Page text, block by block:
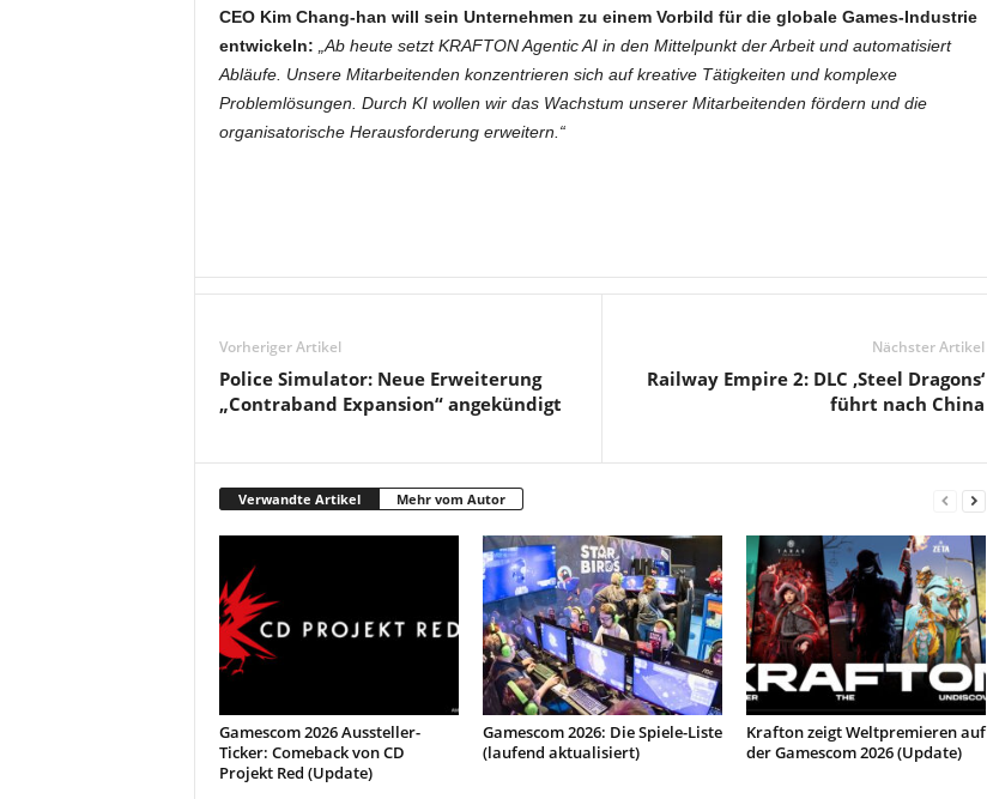
CEO Kim Chang‑han will sein Unternehmen zu einem Vorbild für die globale Games-Industrie
entwickeln:
„Ab heute setzt KRAFTON Agentic AI in den Mittelpunkt der Arbeit und automatisiert
Abläufe. Unsere Mitarbeitenden konzentrieren sich auf kreative Tätigkeiten und komplexe
Problemlösungen. Durch KI wollen wir das Wachstum unserer Mitarbeitenden fördern und die
organisatorische Herausforderung erweitern.“
Vorheriger Artikel
Police Simulator: Neue Erweiterung
„Contraband Expansion“ angekündigt
Nächster Artikel
Railway Empire 2: DLC ‚Steel Dragons‘
führt nach China
Verwandte Artikel Mehr vom Autor
Gamescom 2026 Aussteller-
Ticker: Comeback von CD
Projekt Red (Update)
Gamescom 2026: Die Spiele-Liste
(laufend aktualisiert)
Krafton zeigt Weltpremieren auf
der Gamescom 2026 (Update)